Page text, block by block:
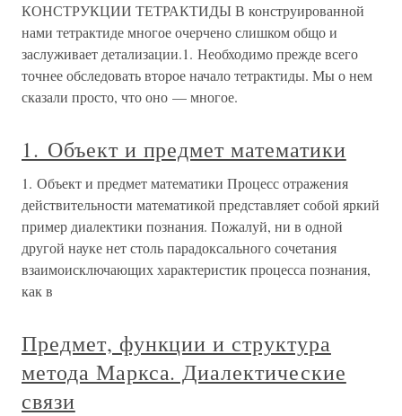
КОНСТРУКЦИИ ТЕТРАКТИДЫ В конструированной
нами тетрактиде многое очерчено слишком общо и
заслуживает детализации.1. Необходимо прежде всего
точнее обследовать второе начало тетрактиды. Мы о нем
сказали просто, что оно — многое.
1. Объект и предмет математики
1. Объект и предмет математики Процесс отражения
действительности математикой представляет собой яркий
пример диалектики познания. Пожалуй, ни в одной
другой науке нет столь парадоксального сочетания
взаимоисключающих характеристик процесса познания,
как в
Предмет, функции и структура
метода Маркса. Диалектические
связи